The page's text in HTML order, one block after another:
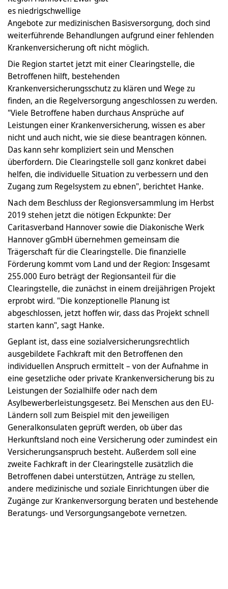
es niedrigschwellige
Angebote zur medizinischen Basisversorgung, doch sind
weiterführende Behandlungen aufgrund einer fehlenden
Krankenversicherung oft nicht möglich.
Die Region startet jetzt mit einer Clearingstelle, die
Betroffenen hilft, bestehenden
Krankenversicherungsschutz zu klären und Wege zu
finden, an die Regelversorgung angeschlossen zu werden.
"Viele Betroffene haben durchaus Ansprüche auf
Leistungen einer Krankenversicherung, wissen es aber
nicht und auch nicht, wie sie diese beantragen können.
Das kann sehr kompliziert sein und Menschen
überfordern. Die Clearingstelle soll ganz konkret dabei
helfen, die individuelle Situation zu verbessern und den
Zugang zum Regelsystem zu ebnen", berichtet Hanke.
Nach dem Beschluss der Regionsversammlung im Herbst
2019 stehen jetzt die nötigen Eckpunkte: Der
Caritasverband Hannover sowie die Diakonische Werk
Hannover gGmbH übernehmen gemeinsam die
Trägerschaft für die Clearingstelle. Die finanzielle
Förderung kommt vom Land und der Region: Insgesamt
255.000 Euro beträgt der Regionsanteil für die
Clearingstelle, die zunächst in einem dreijährigen Projekt
erprobt wird. "Die konzeptionelle Planung ist
abgeschlossen, jetzt hoffen wir, dass das Projekt schnell
starten kann", sagt Hanke.
Geplant ist, dass eine sozialversicherungsrechtlich
ausgebildete Fachkraft mit den Betroffenen den
individuellen Anspruch ermittelt – von der Aufnahme in
eine gesetzliche oder private Krankenversicherung bis zu
Leistungen der Sozialhilfe oder nach dem
Asylbewerberleistungsgesetz. Bei Menschen aus den EU-
Ländern soll zum Beispiel mit den jeweiligen
Generalkonsulaten geprüft werden, ob über das
Herkunftsland noch eine Versicherung oder zumindest ein
Versicherungsanspruch besteht. Außerdem soll eine
zweite Fachkraft in der Clearingstelle zusätzlich die
Betroffenen dabei unterstützen, Anträge zu stellen,
andere medizinische und soziale Einrichtungen über die
Zugänge zur Krankenversorgung beraten und bestehende
Beratungs- und Versorgungsangebote vernetzen.